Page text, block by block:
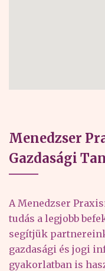
Menedzser
Gazdasági
A Menedzser
tudás a legjobb
segítjük
gazdasági és jogi
gyakorlatban is